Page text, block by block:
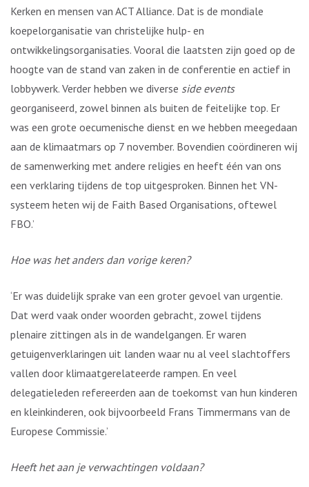
Kerken en mensen van ACT Alliance. Dat is de mondiale
koepelorganisatie van christelijke hulp- en
ontwikkelingsorganisaties. Vooral die laatsten zijn goed op de
hoogte van de stand van zaken in de conferentie en actief in
lobbywerk. Verder hebben we diverse side events
georganiseerd, zowel binnen als buiten de feitelijke top. Er
was een grote oecumenische dienst en we hebben meegedaan
aan de klimaatmars op 7 november. Bovendien coördineren wij
de samenwerking met andere religies en heeft één van ons
een verklaring tijdens de top uitgesproken. Binnen het VN-
systeem heten wij de Faith Based Organisations, oftewel
FBO.’
Hoe was het anders dan vorige keren?
‘Er was duidelijk sprake van een groter gevoel van urgentie.
Dat werd vaak onder woorden gebracht, zowel tijdens
plenaire zittingen als in de wandelgangen. Er waren
getuigenverklaringen uit landen waar nu al veel slachtoffers
vallen door klimaatgerelateerde rampen. En veel
delegatieleden refereerden aan de toekomst van hun kinderen
en kleinkinderen, ook bijvoorbeeld Frans Timmermans van de
Europese Commissie.’
Heeft het aan je verwachtingen voldaan?